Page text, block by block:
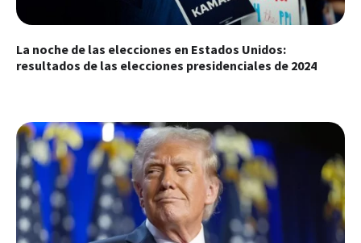
La noche de las elecciones en Estados Unidos:
resultados de las elecciones presidenciales de 2024